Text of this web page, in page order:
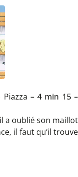
Piazza – 4 min 15 –
a oublié son maillot
il faut qu’il trouve